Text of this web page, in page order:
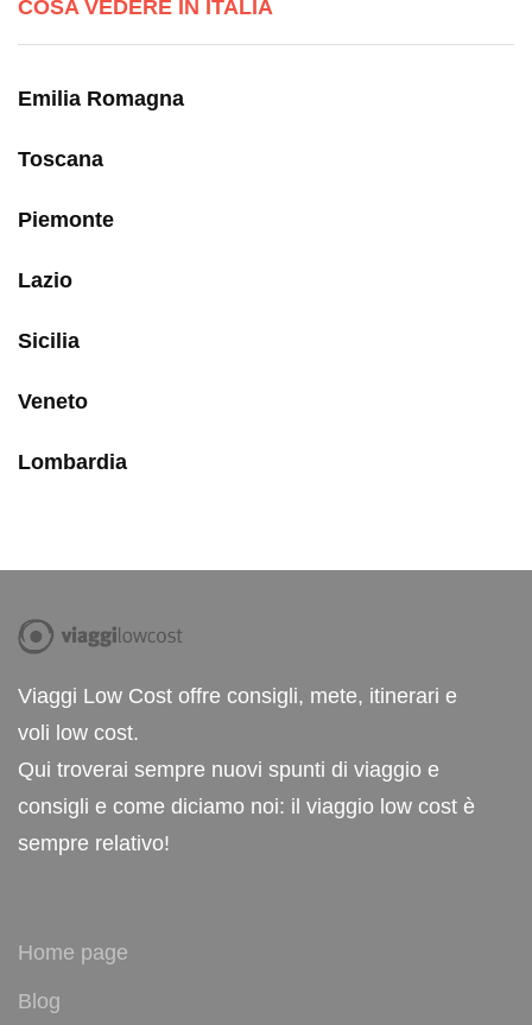
COSA VEDERE IN ITALIA
Emilia Romagna
Toscana
Piemonte
Lazio
Sicilia
Veneto
Lombardia
Viaggi Low Cost offre consigli, mete, itinerari e
voli low cost.
Qui troverai sempre nuovi spunti di viaggio e
consigli e come diciamo noi: il viaggio low cost è
sempre relativo!
Home page
Blog